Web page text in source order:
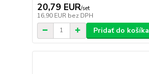
20,79 EUR/set
16,90 EUR bez DPH
Pridať do košíka